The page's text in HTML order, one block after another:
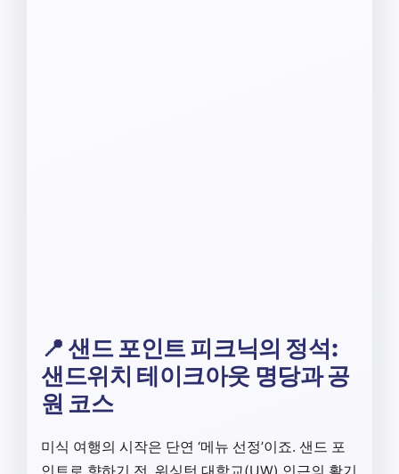
📍 샌드 포인트 피크닉의 정석:
샌드위치 테이크아웃 명당과 공
원 코스
미식 여행의 시작은 단연 ‘메뉴 선정’이죠. 샌드 포
인트로 향하기 전, 워싱턴 대학교(UW) 인근의 활기